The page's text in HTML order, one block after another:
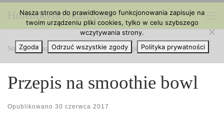
Przejdź do treści
HolenderskiSkun.com
Strona główna » Kuchnia z Cannabis » Przepis na smoothie bowl
Przepis na smoothie bowl
Opublikowano 30 czerwca 2017
Nasza strona do prawidłowego funkcjonowania zapisuje na
twoim urządzeniu pliki cookies, tylko w celu szybszego
wczytywania strony.
Zgoda
Odrzuć wszystkie zgody Polityka prywatności